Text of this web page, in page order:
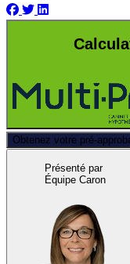
Obtenez votre pré-
Présenté par
Équipe Caron